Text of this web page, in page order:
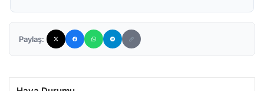
Paylaş: